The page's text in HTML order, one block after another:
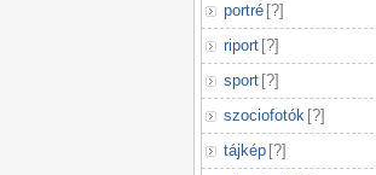
portré [?]
riport [?]
sport [?]
szociofotók [?]
tájkép [?]